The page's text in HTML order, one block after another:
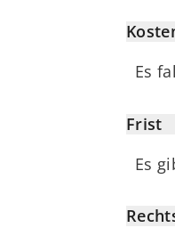
Es
Frist
Es